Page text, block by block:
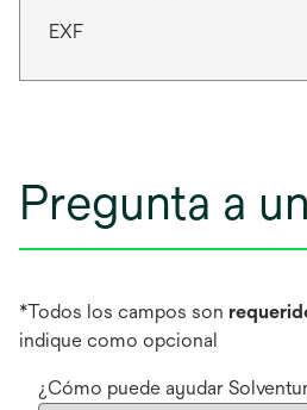
EXF
Pregunta a
*Todos los campos son
indique como opcional
¿Cómo puede ayudar